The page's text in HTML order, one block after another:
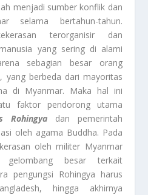
menjadi sumber konflik dan
selama bertahun-tahun.
terorganisir dan
yang sering di alami
sebagian besar orang
yang berbeda dari mayoritas
di Myanmar. Maka hal ini
faktor pendorong utama
Rohingyadan pemerintah
oleh agama Buddha. Pada
oleh militer Myanmar
gelombang besar terkait
pengungsi Rohingya harus
hingga akhirnya